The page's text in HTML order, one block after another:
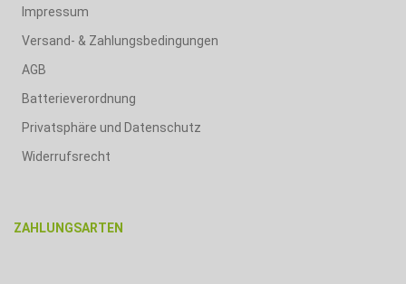
Impressum
Versand- & Zahlungsbedingungen
AGB
Batterieverordnung
Privatsphäre und Datenschutz
Widerrufsrecht
ZAHLUNGSARTEN